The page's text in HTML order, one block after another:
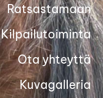
Ratsastamaan
Kilpailutoiminta
Ota yhteyttä
Kuvagalleria